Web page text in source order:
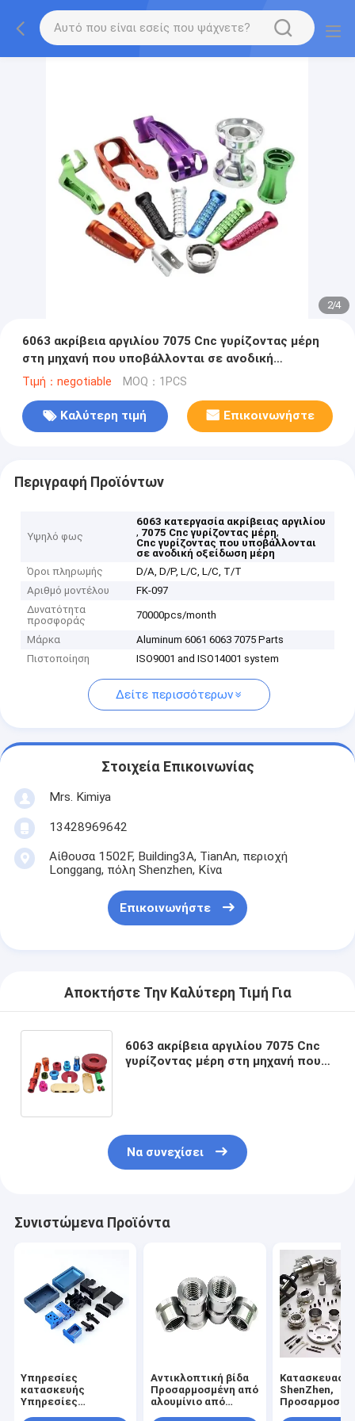
2/4
6063 ακρίβεια αργιλίου 7075 Cnc γυρίζοντας μέρη
στη μηχανή που υποβάλλονται σε ανοδική
οξείδωση που επεξεργάζεται
Τιμή：negotiable MOQ：1PCS
Καλύτερη τιμή Επικοινωνήστε
Περιγραφή Προϊόντων
Υψηλό φως
6063 κατεργασία ακρίβειας αργιλίου
, 7075 Cnc γυρίζοντας μέρη,
Cnc γυρίζοντας που υποβάλλονται
σε ανοδική οξείδωση μέρη
Όροι πληρωμής
D/A, D/P, L/C, L/C, T/T
Αριθμό μοντέλου
FK-097
Δυνατότητα
προσφοράς
70000pcs/month
Μάρκα
Aluminum 6061 6063 7075 Parts
Πιστοποίηση
ISO9001 and ISO14001 system
Δείτε περισσότερων
Στοιχεία Επικοινωνίας
Mrs. Kimiya
13428969642
Αίθουσα 1502F, Building3A, TianAn, περιοχή
Longgang, πόλη Shenzhen, Κίνα
Επικοινωνήστε
Αποκτήστε Την Καλύτερη Τιμή Για
6063 ακρίβεια αργιλίου 7075 Cnc
γυρίζοντας μέρη στη μηχανή που
Να συνεχίσει
Συνιστώμενα Προϊόντα
Υπηρεσίες
κατασκευής
Υπηρεσίες
Αντικλοπτική βίδα
Προσαρμοσμένη από
αλουμίνιο από
ShenZhen,